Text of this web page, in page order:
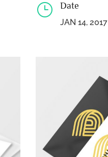
} Date
JAN 14, 2017